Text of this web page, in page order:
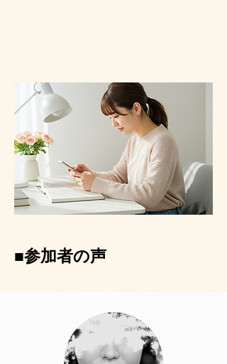
■​参加者の声